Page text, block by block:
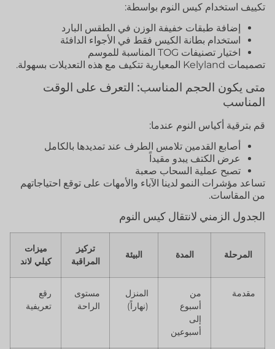
تكييف استخدام كيس النوم بواسطة:
إضافة طبقات خفيفة الوزن في الطقس البارد
استخدام بطانة الكيس فقط في الأجواء الدافئة
اختيار تصنيفات TOG المناسبة للموسم
تصميمات Kelyland المعيارية تتكيف مع هذه التعديلات بسهولة.
متى يكون الحجم المناسب: التعرف على الوقت
المناسب
قم بترقية أكياس النوم عندما:
أصابع القدمين تلامس الطرف عند تمديدها بالكامل
عرض الكتف يبدو مقيداً
تصبح عملية السحاب صعبة
تساعد مؤشرات النمو لدينا الآباء والأمهات على توقع احتياجاتهم
من المقاسات.
الجدول الزمني لانتقال كيس النوم
المرحلة المدة البيئة
تركيز
المراقبة
ميزات
كيلي لاند
مقدمة
من
أسبوع
إلى
أسبوعين
المنزل
(نهاراً)
مستوى
الراحة
رقع
تعريفية